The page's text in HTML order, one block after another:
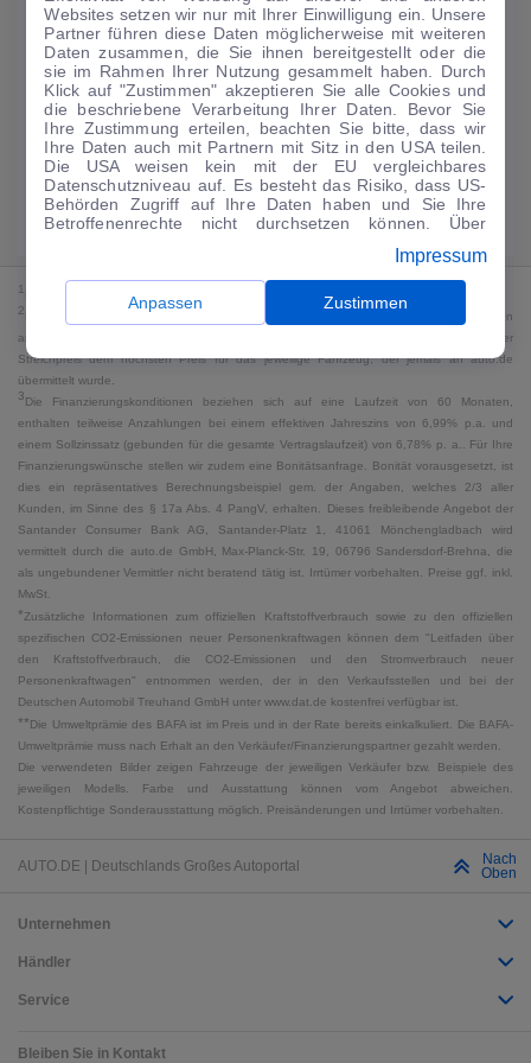
188€/mtl.
Guter Preis4
0 € Anzahlung ·60 Monate ·Finanzierungs-Details
Angebot anfragen Rate anpassen
Kraftstoffverbrauch komb. 18 l/100 km · CO₂-Emissionen komb. 0 g/km ·
CO₂-Klasse G · WLTP*
1
2 Bei dem Streichpreis handelt es sich für Neufahrzeuge und junge Gebrauchte um den
an auto.de übermittelten Listenpreis. Für alle anderen Fahrzeuge entspricht der
Streichpreis dem höchsten Preis für das jeweilige Fahrzeug, der jemals an auto.de
übermittelt wurde.
3Die Finanzierungskonditionen beziehen sich auf eine Laufzeit von 60 Monaten,
enthalten teilweise Anzahlungen bei einem effektiven Jahreszins von 6,99% p.a. und
einem Sollzinssatz (gebunden für die gesamte Vertragslaufzeit) von 6,78% p. a.. Für Ihre
Finanzierungswünsche stellen wir zudem eine Bonitätsanfrage. Bonität vorausgesetzt, ist
dies ein repräsentatives Berechnungsbeispiel gem. der Angaben, welches 2/3 aller
Kunden, im Sinne des § 17a Abs. 4 PangV, erhalten. Dieses freibleibende Angebot der
Santander Consumer Bank AG, Santander-Platz 1, 41061 Mönchengladbach wird
vermittelt durch die auto.de GmbH, Max-Planck-Str. 19, 06796 Sandersdorf-Brehna, die
als ungebundener Vermittler nicht beratend tätig ist. Irrtümer vorbehalten. Preise ggf. inkl.
MwSt.
*Zusätzliche Informationen zum offiziellen Kraftstoffverbrauch sowie zu den offiziellen
spezifischen CO2-Emissionen neuer Personenkraftwagen können dem "Leitfaden über
den Kraftstoffverbrauch, die CO2-Emissionen und den Stromverbrauch neuer
Personenkraftwagen" entnommen werden, der in den Verkaufsstellen und bei der
Deutschen Automobil Treuhand GmbH unter www.dat.de kostenfrei verfügbar ist.
**Die Umweltprämie des BAFA ist im Preis und in der Rate bereits einkalkuliert. Die BAFA-
Umweltprämie muss nach Erhalt an den Verkäufer/Finanzierungspartner gezahlt werden.
Die verwendeten Bilder zeigen Fahrzeuge der jeweiligen Verkäufer bzw. Beispiele des
jeweiligen Modells. Farbe und Ausstattung können vom Angebot abweichen.
Kostenpflichtige Sonderausstattung möglich. Preisänderungen und Irrtümer vorbehalten.
AUTO.DE | Deutschlands Großes Autoportal
Nach
Oben
Unternehmen
Händler
Service
Bleiben Sie in Kontakt
Websites setzen wir nur mit Ihrer Einwilligung ein. Unsere
Partner führen diese Daten möglicherweise mit weiteren
Daten zusammen, die Sie ihnen bereitgestellt oder die
sie im Rahmen Ihrer Nutzung gesammelt haben. Durch
Klick auf "Zustimmen" akzeptieren Sie alle Cookies und
die beschriebene Verarbeitung Ihrer Daten. Bevor Sie
Ihre Zustimmung erteilen, beachten Sie bitte, dass wir
Ihre Daten auch mit Partnern mit Sitz in den USA teilen.
Die USA weisen kein mit der EU vergleichbares
Datenschutzniveau auf. Es besteht das Risiko, dass US-
Behörden Zugriff auf Ihre Daten haben und Sie Ihre
Betroffenenrechte nicht durchsetzen können. Über
anpassen. Dies ist auch später jederzeit im Bereich
Cookie-Richtliniemöglich. Weitere Informationen finden
Sie in unsererDatenschutzerklärung .
Impressum
Anpassen Zustimmen